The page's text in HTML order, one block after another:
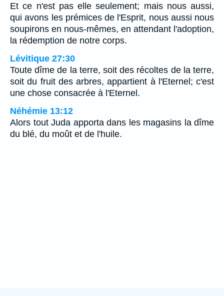
Et ce n'est pas elle seulement; mais nous aussi,
qui avons les prémices de l'Esprit, nous aussi nous
soupirons en nous-mêmes, en attendant l'adoption,
la rédemption de notre corps.
Lévitique 27:30
Toute dîme de la terre, soit des récoltes de la terre,
soit du fruit des arbres, appartient à l'Eternel; c'est
une chose consacrée à l'Eternel.
Néhémie 13:12
Alors tout Juda apporta dans les magasins la dîme
du blé, du moût et de l'huile.